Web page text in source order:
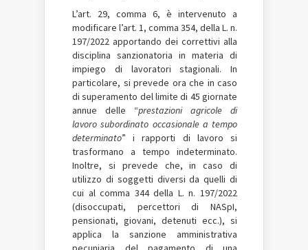
L’art. 29, comma 6, è intervenuto a
modificare l’art. 1, comma 354, della L. n.
197/2022 apportando dei correttivi alla
disciplina sanzionatoria in materia di
impiego di lavoratori stagionali. In
particolare, si prevede ora che in caso
di superamento del limite di 45 giornate
annue delle “prestazioni agricole di
lavoro subordinato occasionale a tempo
determinato” i rapporti di lavoro si
trasformano a tempo indeterminato.
Inoltre, si prevede che, in caso di
utilizzo di soggetti diversi da quelli di
cui al comma 344 della L. n. 197/2022
(disoccupati, percettori di NASpI,
pensionati, giovani, detenuti ecc.), si
applica la sanzione amministrativa